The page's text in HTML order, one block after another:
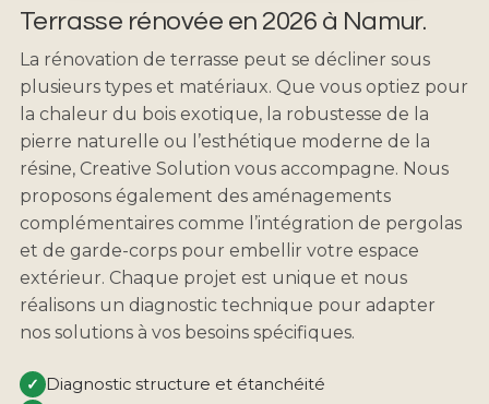
Terrasse rénovée en 2026 à Namur.
La rénovation de terrasse peut se décliner sous
plusieurs types et matériaux. Que vous optiez pour
la chaleur du bois exotique, la robustesse de la
pierre naturelle ou l’esthétique moderne de la
résine, Creative Solution vous accompagne. Nous
proposons également des aménagements
complémentaires comme l’intégration de pergolas
et de garde-corps pour embellir votre espace
extérieur. Chaque projet est unique et nous
réalisons un diagnostic technique pour adapter
nos solutions à vos besoins spécifiques.
✓ Diagnostic structure et étanchéité